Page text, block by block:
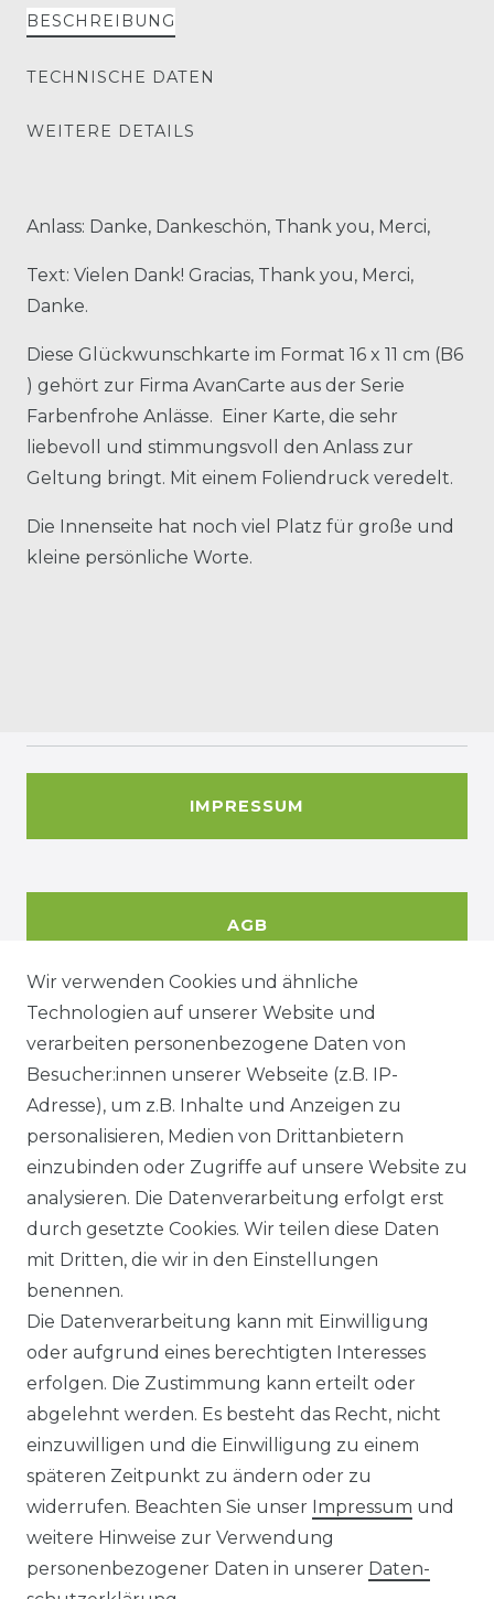
BESCHREIBUNG
TECHNISCHE DATEN
WEITERE DETAILS
Anlass: Danke, Dankeschön, Thank you, Merci,
Text: Vielen Dank! Gracias, Thank you, Merci,
Danke.
Diese Glückwunschkarte im Format 16 x 11 cm (B6
) gehört zur Firma AvanCarte aus der Serie
Farbenfrohe Anlässe. Einer Karte, die sehr
liebevoll und stimmungsvoll den Anlass zur
Geltung bringt. Mit einem Foliendruck veredelt.
Die Innenseite hat noch viel Platz für große und
kleine persönliche Worte.
IMPRESSUM
AGB
DATENSCHUTZERKÄRUNG
WIDERRUFSRECHT
KONTAKT
Sie sind Wiederverkäufer?
Sie erreichen uns unter :
https://avancarte.de/
oder telefonisch unter: 0421 - 434430
Wir versenden mit
Zahlungsmöglichkeiten
Wir verwenden Cookies und ähnliche
Technologien auf unserer Website und
verarbeiten personenbezogene Daten von
Besucher:innen unserer Webseite (z.B. IP-
Adresse), um z.B. Inhalte und Anzeigen zu
personalisieren, Medien von Drittanbietern
einzubinden oder Zugriffe auf unsere Website zu
analysieren. Die Datenverarbeitung erfolgt erst
durch gesetzte Cookies. Wir teilen diese Daten
mit Dritten, die wir in den Einstellungen
benennen.
Die Datenverarbeitung kann mit Einwilligung
oder aufgrund eines berechtigten Interesses
erfolgen. Die Zustimmung kann erteilt oder
abgelehnt werden. Es besteht das Recht, nicht
einzuwilligen und die Einwilligung zu einem
späteren Zeitpunkt zu ändern oder zu
widerrufen. Beachten Sie unser Impressum und
weitere Hinweise zur Verwendung
personenbezogener Daten in unserer Daten­